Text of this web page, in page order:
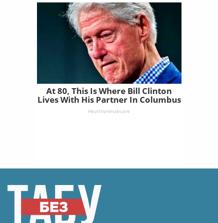
At 80, This Is Where Bill Clinton
Lives With His Partner In Columbus
Healthyrehabcare